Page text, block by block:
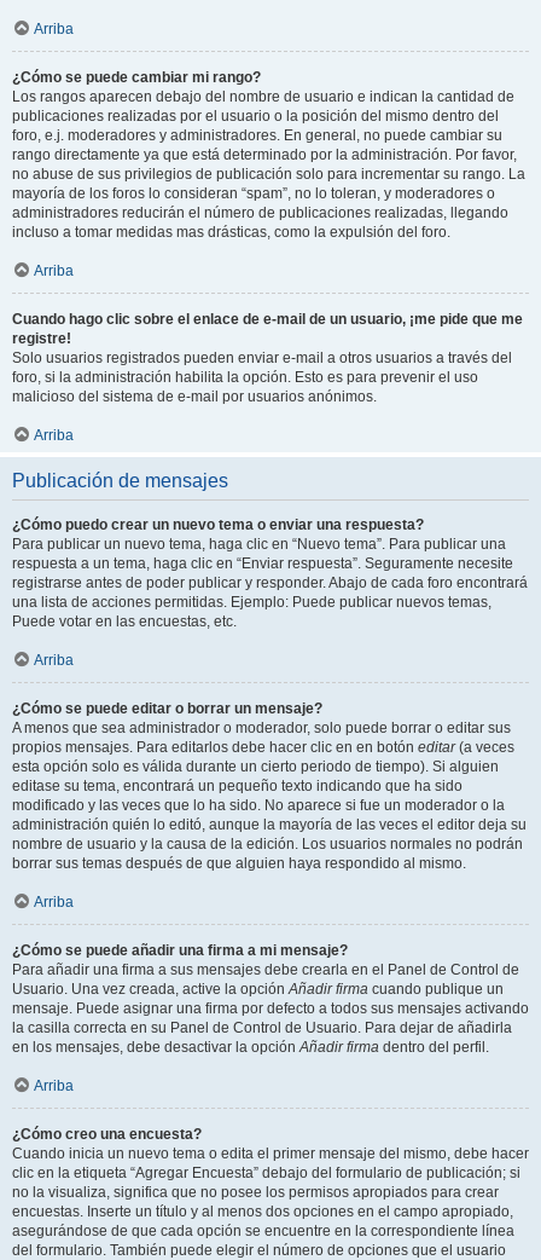
Arriba
¿Cómo se puede cambiar mi rango?
Los rangos aparecen debajo del nombre de usuario e indican la cantidad de
publicaciones realizadas por el usuario o la posición del mismo dentro del
foro, e.j. moderadores y administradores. En general, no puede cambiar su
rango directamente ya que está determinado por la administración. Por favor,
no abuse de sus privilegios de publicación solo para incrementar su rango. La
mayoría de los foros lo consideran “spam”, no lo toleran, y moderadores o
administradores reducirán el número de publicaciones realizadas, llegando
incluso a tomar medidas mas drásticas, como la expulsión del foro.
Arriba
Cuando hago clic sobre el enlace de e-mail de un usuario, ¡me pide que me
registre!
Solo usuarios registrados pueden enviar e-mail a otros usuarios a través del
foro, si la administración habilita la opción. Esto es para prevenir el uso
malicioso del sistema de e-mail por usuarios anónimos.
Arriba
Publicación de mensajes
¿Cómo puedo crear un nuevo tema o enviar una respuesta?
Para publicar un nuevo tema, haga clic en “Nuevo tema”. Para publicar una
respuesta a un tema, haga clic en “Enviar respuesta”. Seguramente necesite
registrarse antes de poder publicar y responder. Abajo de cada foro encontrará
una lista de acciones permitidas. Ejemplo: Puede publicar nuevos temas,
Puede votar en las encuestas, etc.
Arriba
¿Cómo se puede editar o borrar un mensaje?
A menos que sea administrador o moderador, solo puede borrar o editar sus
propios mensajes. Para editarlos debe hacer clic en en botón editar(a veces
esta opción solo es válida durante un cierto periodo de tiempo). Si alguien
editase su tema, encontrará un pequeño texto indicando que ha sido
modificado y las veces que lo ha sido. No aparece si fue un moderador o la
administración quién lo editó, aunque la mayoría de las veces el editor deja su
nombre de usuario y la causa de la edición. Los usuarios normales no podrán
borrar sus temas después de que alguien haya respondido al mismo.
Arriba
¿Cómo se puede añadir una firma a mi mensaje?
Para añadir una firma a sus mensajes debe crearla en el Panel de Control de
Usuario. Una vez creada, active la opciónAñadir firma cuando publique un
mensaje. Puede asignar una firma por defecto a todos sus mensajes activando
la casilla correcta en su Panel de Control de Usuario. Para dejar de añadirla
en los mensajes, debe desactivar la opciónAñadir firma dentro del perfil.
Arriba
¿Cómo creo una encuesta?
Cuando inicia un nuevo tema o edita el primer mensaje del mismo, debe hacer
clic en la etiqueta “Agregar Encuesta” debajo del formulario de publicación; si
no la visualiza, significa que no posee los permisos apropiados para crear
encuestas. Inserte un título y al menos dos opciones en el campo apropiado,
asegurándose de que cada opción se encuentre en la correspondiente línea
del formulario. También puede elegir el número de opciones que el usuario